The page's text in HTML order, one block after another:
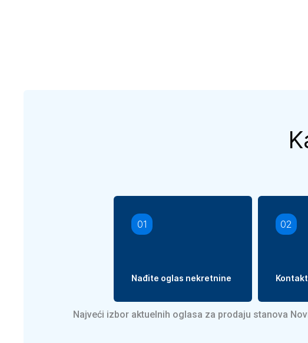
01
Nađite oglas nekretnine
02
Najveći izbor aktuelnih oglasa za prodaju stanova